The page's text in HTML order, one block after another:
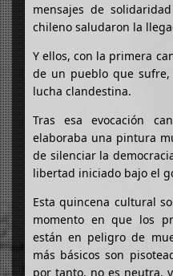
mensajes de
chileno saludaron la
Y ellos, con la primera
de un pueblo que
lucha clandestina.
Tras esa evocación
elaboraba una pintura
de silenciar la
libertad iniciado bajo el
Esta quincena cultural
momento en que los
están en peligro de
más básicos son
por tanto, no es neutra,